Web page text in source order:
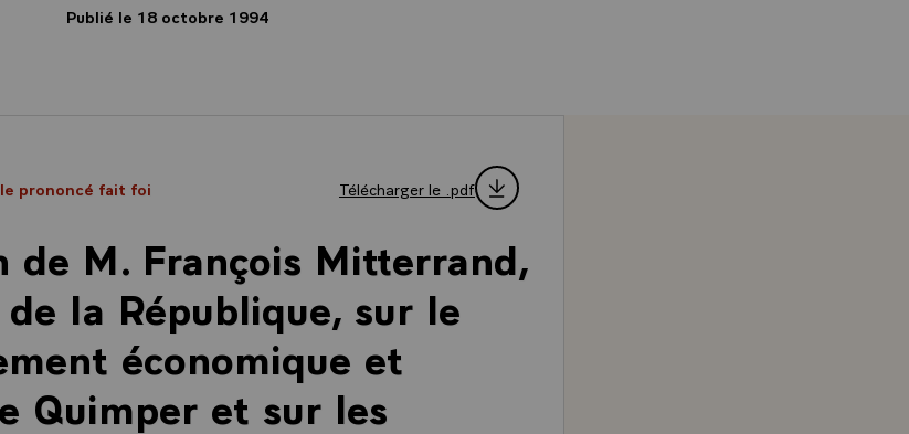
Publié le 18 octobre 1994
prononcé fait foi Télécharger le .pdf
de M. François Mitterrand,
la République, sur le
économique et
Quimper et sur les